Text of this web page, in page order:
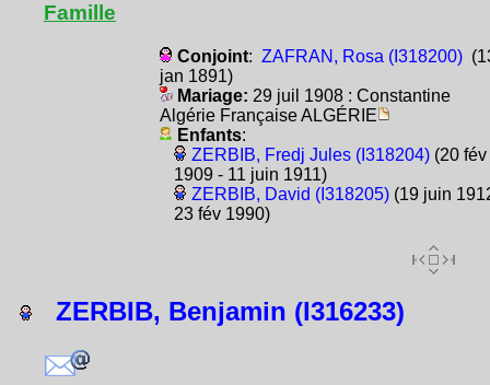
Famille
Conjoint: ZAFRAN, Rosa (I318200)
jan 1891)
Mariage: 29 juil 1908 : Constantine
Algérie Française ALGÉRIE
Enfants:
ZERBIB, Fredj Jules (I318204)(20 fév
1909 - 11 juin 1911)
ZERBIB, David (I318205)(19 juin
23 fév 1990)
ZERBIB, Benjamin (I316233)